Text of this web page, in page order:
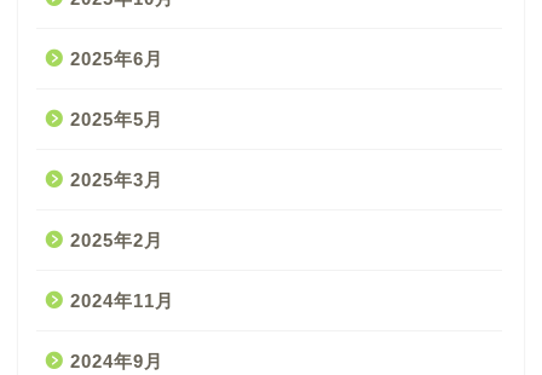
2025年6月
2025年5月
2025年3月
2025年2月
2024年11月
2024年9月